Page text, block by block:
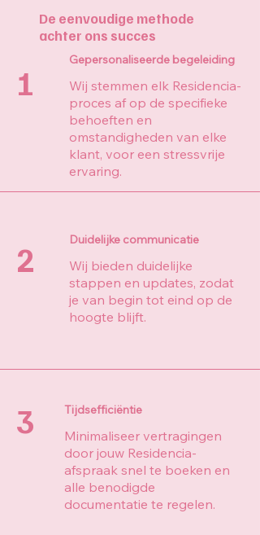
De eenvoudige methode
achter ons succes
1
Gepersonaliseerde begeleiding
Wij stemmen elk Residencia-
proces af op de specifieke
behoeften en
omstandigheden van elke
klant, voor een stressvrije
ervaring.
2 Duidelijke communicatie
Wij bieden duidelijke
stappen en updates, zodat
je van begin tot eind op de
hoogte blijft.
3 Tijdsefficiëntie
Minimaliseer vertragingen
door jouw Residencia-
afspraak snel te boeken en
alle benodigde
documentatie te regelen.